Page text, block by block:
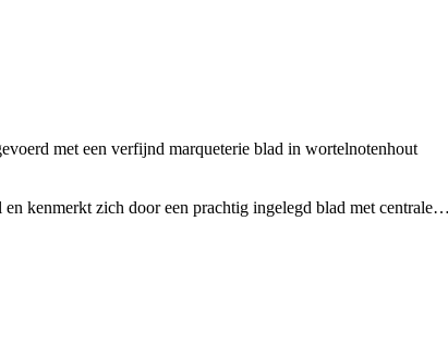
met een verfijnd marqueterie blad in wortelnotenhout
kenmerkt zich door een prachtig ingelegd blad met centrale